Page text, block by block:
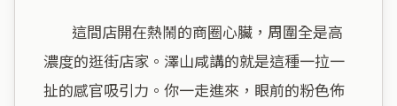
濃度的逛街店家。澤山咸講的就是這種一拉一
扯的感官吸引力。你一走進來，眼前的粉色佈